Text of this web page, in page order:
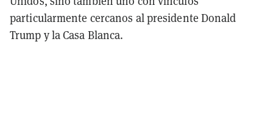
particularmente cercanos al presidente Donald
Trump y la Casa Blanca.